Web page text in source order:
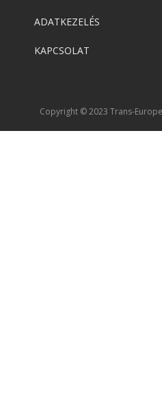
ADATKEZELÉS
KAPCSOLAT
Copyright © 2023 Trans-